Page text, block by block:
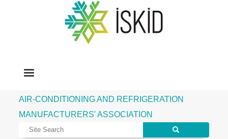
AIR-CONDITIONING AND REFRIGERATION
MANUFACTURERS' ASSOCIATION